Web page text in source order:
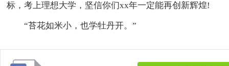
标，考上理想大学，坚信你们xx年一定能再创新辉煌!
“苔花如米小，也学牡丹开。”